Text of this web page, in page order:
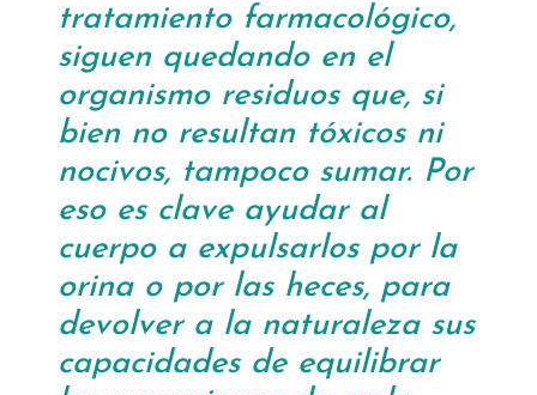
tratamiento farmacológico,
siguen quedando en el
organismo residuos que, si
bien no resultan tóxicos ni
nocivos, tampoco sumar. Por
eso es clave ayudar al
cuerpo a expulsarlos por la
orina o por las heces, para
devolver a la naturaleza sus
capacidades de equilibrar